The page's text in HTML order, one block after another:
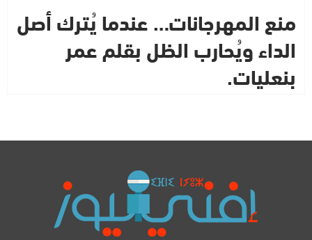
منع المهرجانات… عندما يُترك أصل
الداء ويُحارب الظل بقلم عمر
بنعليات.